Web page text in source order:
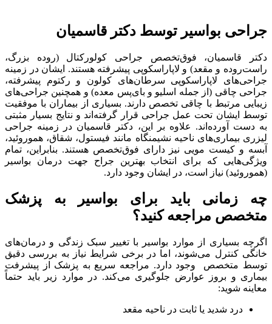
جراحی بواسیر توسط دکتر قاسمیان
دکتر قاسمیان، فوق‌تخصص جراحی کولورکتال (روده بزرگ،
راست‌روده و مقعد) و لاپاراسکوپی پیشرفته هستند. ایشان در زمینه
جراحی‌های لاپاراسکوپی سرطان‌های کولون و رکتوم پیشرفته،
جراحی چاقی (از جمله اسلیو و بای‌پس معده) و همچنین جراحی‌های
زیبایی مرتبط با چاقی تخصص دارند. بسیاری از بیماران با موفقیت
توسط ایشان تحت عمل جراحی قرار گرفته‌اند و نتایج بسیار مثبتی
به دست آورده‌اند. علاوه بر این، دکتر قاسمیان در زمینه جراحی
لیزری بیماری‌های ناحیه نشیمنگاه مانند فیستول، شقاق، هموروئید،
آبسه و کیست مویی نیز دارای فوق‌تخصص هستند. بنابراین، تمام
ویژگی‌هایی که برای انتخاب بهترین جراح جهت درمان بواسیر
(هموروئید) نیاز است، در ایشان وجود دارد.
چه زمانی باید برای بواسیر به پزشک
متخصص مراجعه کنید؟
اگرچه بسیاری از موارد بواسیر با تغییر سبک زندگی و درمان‌های
خانگی کنترل می‌شوند، اما در برخی شرایط نیاز به بررسی دقیق
توسط متخصص وجود دارد. مراجعه سریع به پزشک از پیشرفت
بیماری و بروز عوارض جلوگیری می‌کند. در موارد زیر باید حتماً
معاینه شوید:
درد شدید یا ثابت در ناحیه مقعد